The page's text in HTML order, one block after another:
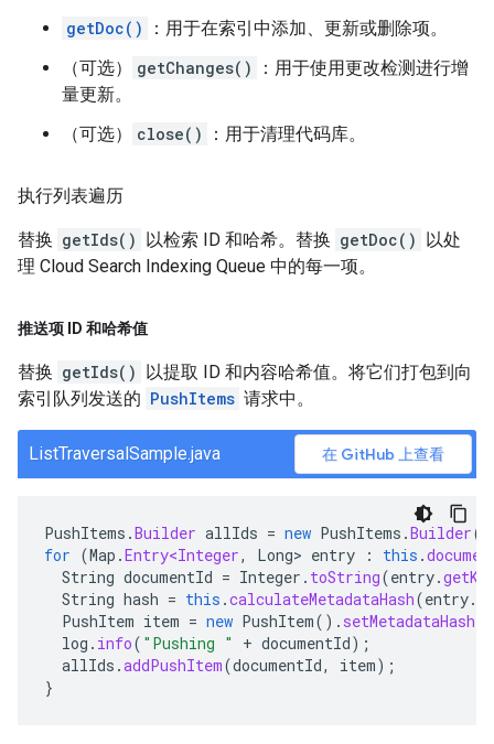
getDoc()
：用于在索引中添加、更新或删除项。
（可选）
getChanges()
：用于使用更改检测进行增
量更新。
（可选）
close() ：用于清理代码库。
执行列表遍历
替换 getIds() 以检索 ID 和哈希。替换 getDoc() 以处
理 Cloud Search Indexing Queue 中的每一项。
推送项 ID 和哈希值
替换 getIds() 以提取 ID 和内容哈希值。将它们打包到向
索引队列发送的 PushItems 请求中。
ListTraversalSample.java 在 GitHub 上查看
PushItems .Builder allIds = new PushItems .Builder
for (Map .Entry<Integer, Long> entry : this .
String documentId = Integer . toString(entry.
String hash = this .calculateMetadataHash(entry.
PushItem item = new PushItem(). setMetadataHash
log . info( "Pushing " + documentId);
allIds .addPushItem(documentId, item);
}